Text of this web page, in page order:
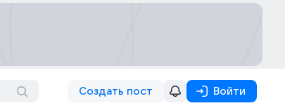
Создать пост Войти